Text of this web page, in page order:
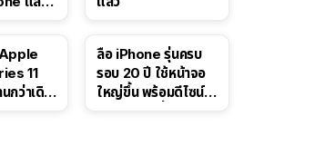
11
กว่าเดิม
ลือ iPhone รุ่นครบ
รอบ 20 ปี ใช้หน้าจอ
ใหญ่ขึ้น พร้อมดีไซน์ไร้